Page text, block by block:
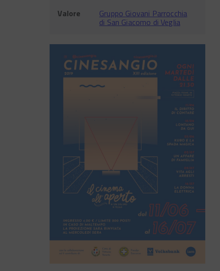
Valore Gruppo Giovani Parrocchia
di San Giacomo di Veglia